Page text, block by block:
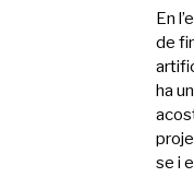
En
de
ha
se i